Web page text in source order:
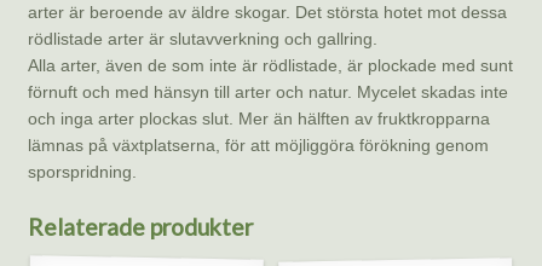
arter är beroende av äldre skogar. Det största hotet mot dessa
rödlistade arter är slutavverkning och gallring.
Alla arter, även de som inte är rödlistade, är plockade med sunt
förnuft och med hänsyn till arter och natur. Mycelet skadas inte
och inga arter plockas slut. Mer än hälften av fruktkropparna
lämnas på växtplatserna, för att möjliggöra förökning genom
sporspridning.
Relaterade produkter